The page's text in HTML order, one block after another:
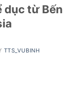
dục từ Bến
TTS_VUBINH